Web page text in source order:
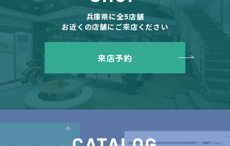
兵庫県に全5店舗
お近くの店舗にご来店ください
来店予約